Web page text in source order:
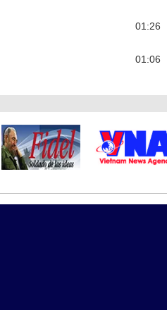
01:26
01:06